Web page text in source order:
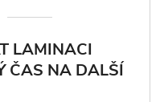
LAMINACI
ČAS NA DALŠÍ